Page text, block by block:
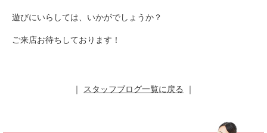
遊びにいらしては、いかがでしょうか？
ご来店お待ちしております！
｜ スタッフブログ一覧に戻る ｜